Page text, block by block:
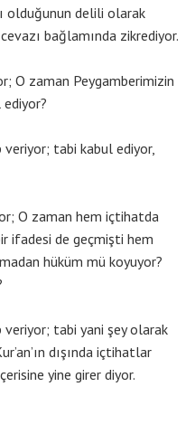
olduğunun delili olarak
bağlamında zikrediyor.
O zaman Peygamberimizin
veriyor; tabi kabul ediyor,
O zaman hem içtihatda
ifadesi de geçmişti hem
hüküm mü koyuyor?
veriyor; tabi yani şey olarak
dışında içtihatlar
yine girer diyor.